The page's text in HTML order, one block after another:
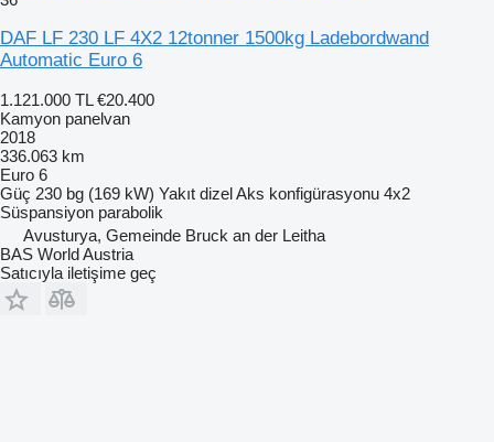
DAF LF 230 LF 4X2 12tonner 1500kg Ladebordwand
Automatic Euro 6
1.121.000 TL €20.400
Kamyon panelvan
2018
336.063 km
Euro 6
Güç 230 bg (169 kW) Yakıt dizelAks konfigürasyonu 4x2
Süspansiyon parabolik
Avusturya, Gemeinde Bruck an der Leitha
BAS World Austria
Satıcıyla iletişime geç